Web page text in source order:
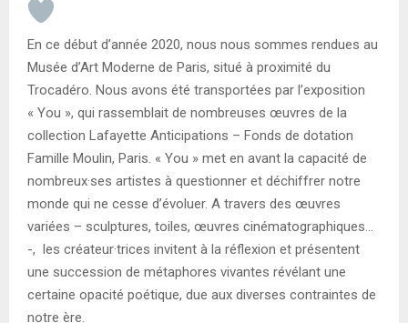
En ce début d’année 2020, nous nous sommes rendues au
Musée d’Art Moderne de Paris, situé à proximité du
Trocadéro. Nous avons été transportées par l’exposition
« You », qui rassemblait de nombreuses œuvres de la
collection Lafayette Anticipations – Fonds de dotation
Famille Moulin, Paris. « You » met en avant la capacité de
nombreux·ses artistes à questionner et déchiffrer notre
monde qui ne cesse d’évoluer. A travers des œuvres
variées – sculptures, toiles, œuvres cinématographiques…
-, les créateur·trices invitent à la réflexion et présentent
une succession de métaphores vivantes révélant une
certaine opacité poétique, due aux diverses contraintes de
notre ère.